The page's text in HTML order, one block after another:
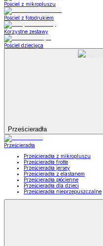
Pościel z mikropluszu
Pościel z fotodrukiem
Korzystne zestawy
Pościel dziecięca
Prześcieradła
Prześcieradła
Prześcieradła z mikropluszu
Prześcieradła frotte
Prześcieradła jersey
Prześcieradła z elastanem
Prześcieradła płócienne
Prześcieradła dla dzieci
Prześcieradła nieprzepuszczalne